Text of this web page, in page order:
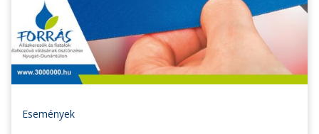
Események